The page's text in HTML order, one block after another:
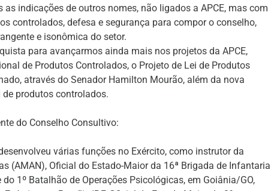
indicações de outros nomes, não ligados a APCE, mas com
controlados, defesa e segurança para compor o conselho,
e isonômica do setor.
para avançarmos ainda mais nos projetos da APCE,
de Produtos Controlados, o Projeto de Lei de Produtos
através do Senador Hamilton Mourão, além da nova
produtos controlados.
do Conselho Consultivo:
várias funções no Exército, como instrutor da
(AMAN), Oficial do Estado-Maior da 16ª Brigada de Infantaria
1º Batalhão de Operações Psicológicas, em Goiânia/GO,